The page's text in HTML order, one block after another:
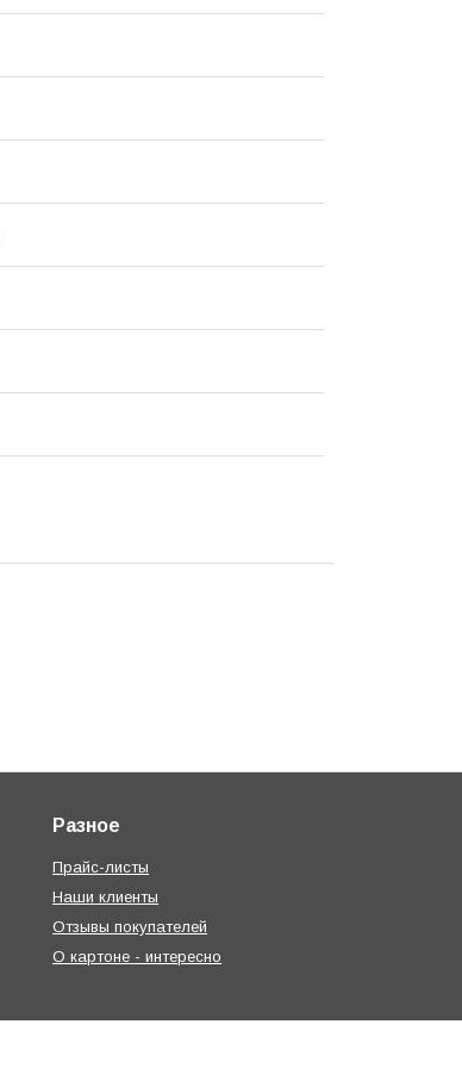
Разное
Прайс-листы
Наши клиенты
Отзывы покупателей
О картоне - интересно